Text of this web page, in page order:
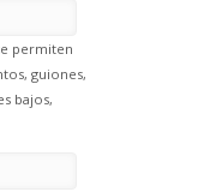
permiten
guiones,
bajos,